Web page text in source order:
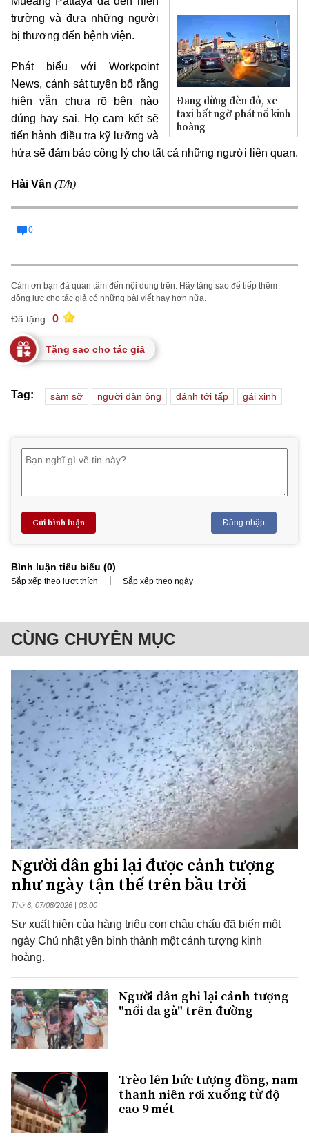
Đang dừng đèn đỏ, xe
taxi bất ngờ phát nổ kinh
hoàng
trường và đưa những người
bị thương đến bệnh viện.
Phát biểu với Workpoint
News, cảnh sát tuyên bố rằng
hiện vẫn chưa rõ bên nào
đúng hay sai. Họ cam kết sẽ
tiến hành điều tra kỹ lưỡng và
hứa sẽ đảm bảo công lý cho tất cả những người liên quan.
Hải Vân (T/h)
0
Cảm ơn bạn đã quan tâm đến nội dung trên. Hãy tặng sao để tiếp thêm
động lực cho tác giả có những bài viết hay hơn nữa.
Đã tặng: 0
Tặng sao cho tác giả
Tag: sàm sỡ người đàn ông đánh tới tấp gái xinh
Gửi bình luận Đăng nhập
Bình luận tiêu biểu (0)
Sắp xếp theo lượt thích | Sắp xếp theo ngày
CÙNG CHUYÊN MỤC
Người dân ghi lại được cảnh tượng
như ngày tận thế trên bầu trời
Thứ 6, 07/08/2026 | 03:00
Sự xuất hiện của hàng triệu con châu chấu đã biến một
ngày Chủ nhật yên bình thành một cảnh tượng kinh
hoàng.
Người dân ghi lại cảnh tượng
"nổi da gà" trên đường
Trèo lên bức tượng đồng, nam
thanh niên rơi xuống từ độ
cao 9 mét